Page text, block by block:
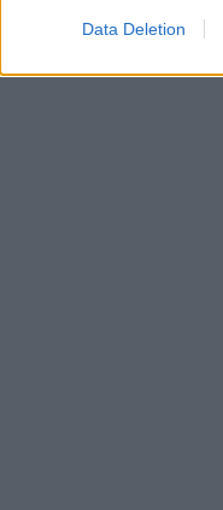
Data Deletion